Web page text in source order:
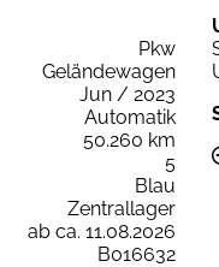
Pkw
Geländewagen
Jun / 2023
Automatik
50.260 km
5
Blau
Zentrallager
ab ca. 11.08.2026
B016632